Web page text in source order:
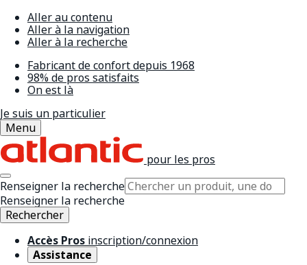
Aller au contenu
Aller à la navigation
Aller à la recherche
Fabricant de confort depuis 1968
98% de pros satisfaits
On est là
Je suis un particulier
Menu
pour les pros
Renseigner la recherche
Renseigner la recherche
Rechercher
Accès Pros inscription/connexion
Assistance